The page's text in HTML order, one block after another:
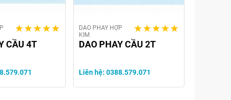
CẦU 4T
DAO PHAY HỢP
KIM
DAO PHAY CẦU 2T
Liên hệ: 0388.579.071